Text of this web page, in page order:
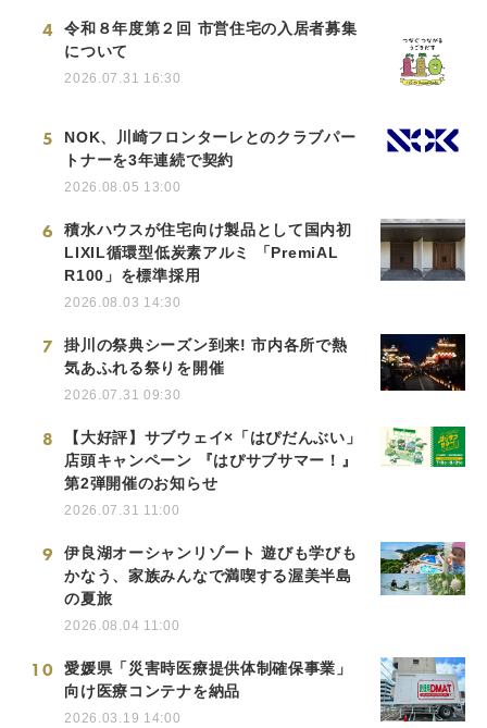
4
令和８年度第２回 市営住宅の入居者募集
について
2026.07.31 16:30
5
NOK、川崎フロンターレとのクラブパー
トナーを3年連続で契約
2026.08.05 13:00
6
積水ハウスが住宅向け製品として国内初
LIXIL循環型低炭素アルミ 「PremiAL
R100」を標準採用
2026.08.03 14:30
7
掛川の祭典シーズン到来! 市内各所で熱
気あふれる祭りを開催
2026.07.31 09:30
8
【大好評】サブウェイ×「はぴだんぶい」
店頭キャンペーン 『はぴサブサマー！』
第2弾開催のお知らせ
2026.07.31 11:00
9
伊良湖オーシャンリゾート 遊びも学びも
かなう、家族みんなで満喫する渥美半島
の夏旅
2026.08.04 11:00
10
愛媛県「災害時医療提供体制確保事業」
向け医療コンテナを納品
2026.03.19 14:00